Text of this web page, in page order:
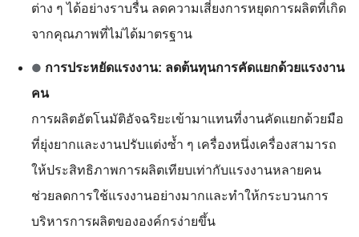
ต่าง ๆ ได้อย่างราบรื่น ลดความเสี่ยงการหยุดการผลิตที่เกิด
จากคุณภาพที่ไม่ได้มาตรฐาน
● การประหยัดแรงงาน: ลดต้นทุนการคัดแยกด้วยแรงงาน
คน
การผลิตอัตโนมัติอัจฉริยะเข้ามาแทนที่งานคัดแยกด้วยมือ
ที่ยุ่งยากและงานปรับแต่งซ้ำ ๆ เครื่องหนึ่งเครื่องสามารถ
ให้ประสิทธิภาพการผลิตเทียบเท่ากับแรงงานหลายคน
ช่วยลดการใช้แรงงานอย่างมากและทำให้กระบวนการ
บริหารการผลิตขององค์กรง่ายขึ้น